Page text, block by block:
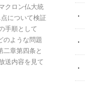
クロン仏大統
について検証
手順として
のような問題
二章第四条と
送内容を見て